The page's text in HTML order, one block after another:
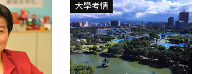
大學考情